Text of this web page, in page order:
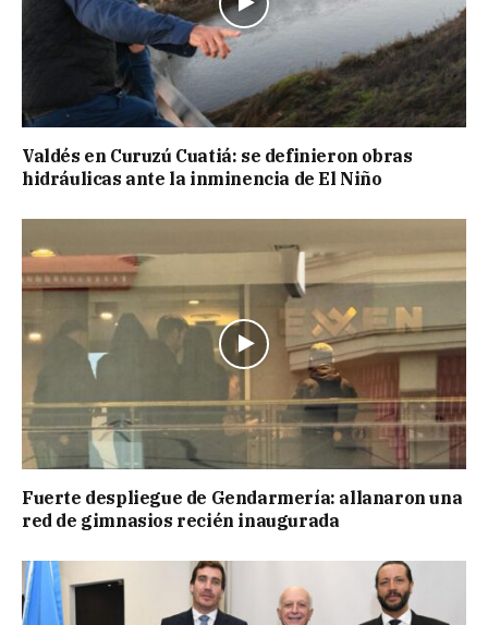
Valdés en Curuzú Cuatiá: se definieron obras
hidráulicas ante la inminencia de El Niño
Fuerte despliegue de Gendarmería: allanaron una
red de gimnasios recién inaugurada